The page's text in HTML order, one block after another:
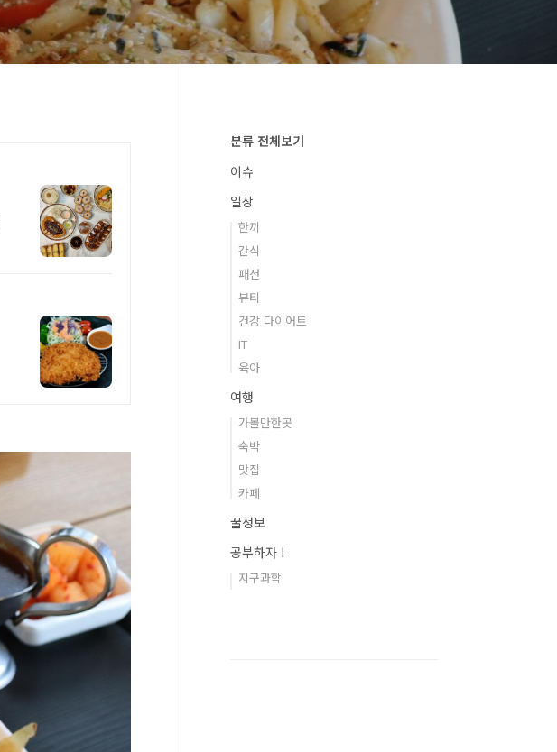
분류 전체보기
이슈
일상
한끼
간식
패션
뷰티
건강 다이어트
IT
육아
여행
가볼만한곳
숙박
맛집
카페
꿀정보
공부하자 !
지구과학